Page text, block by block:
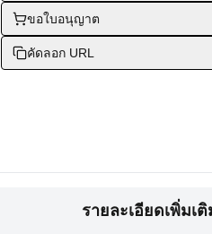
ขอใบอนุญาต
คัดลอก URL
รายละเอียดเพิ่มเ